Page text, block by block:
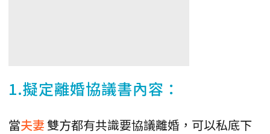
1.擬定離婚協議書內容：
當夫妻雙方都有共識要協議離婚，可以私底下